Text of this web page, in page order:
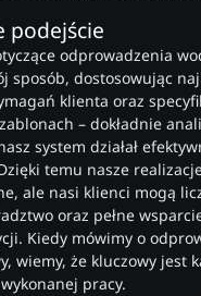
podejście
odprowadzenia
sposób, dostosowując
klienta oraz
– dokładnie
system działał
temu nasze realizacje
ale nasi klienci mogą
oraz pełne
Kiedy mówimy o
wiemy, że kluczowy jest
pracy.